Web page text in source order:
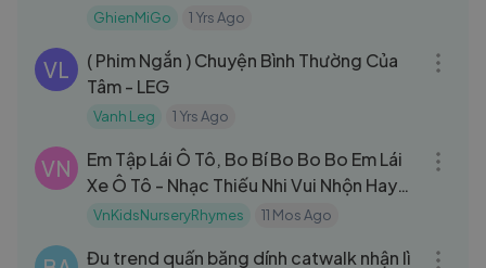
2025 #24
GhienMiGo 1 Yrs Ago
VL
( Phim Ngắn ) Chuyện Bình Thường Của
Tâm - LEG
Vanh Leg 1 Yrs Ago
VN
Em Tập Lái Ô Tô, Bo Bí Bo Bo Bo Em Lái
Xe Ô Tô - Nhạc Thiếu Nhi Vui Nhộn Hay
Nhất
VnKidsNurseryRhymes 11 Mos Ago
Đu trend quấn băng dính catwalk nhận lì